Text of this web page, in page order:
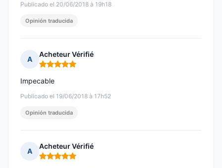
Publicado el 20/06/2018 à 19h18
Opinión traducida
A
Acheteur Vérifié
Nota: 5 de 5
Publicado el 19/06/2018 à 17h52
Impecable
Opinión traducida
A
Acheteur Vérifié
Nota: 5 de 5